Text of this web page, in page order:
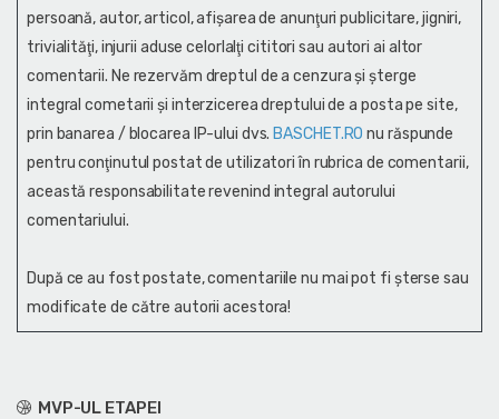
MVP-UL ETAPEI
persoană, autor, articol, afişarea de anunţuri publicitare, jigniri,
trivialităţi, injurii aduse celorlalţi cititori sau autori ai altor
comentarii. Ne rezervăm dreptul de a cenzura și şterge
integral cometarii și interzicerea dreptului de a posta pe site,
prin banarea / blocarea IP-ului dvs. BASCHET.RO nu răspunde
pentru conţinutul postat de utilizatori în rubrica de comentarii,
această responsabilitate revenind integral autorului
comentariului.
După ce au fost postate, comentariile nu mai pot fi șterse sau
modificate de către autorii acestora!